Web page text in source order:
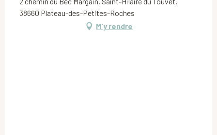
38660 Plateau-des-Petites-Roches
M'y rendre